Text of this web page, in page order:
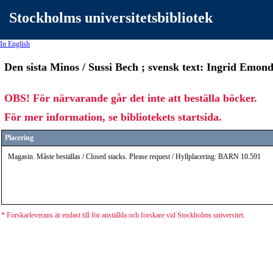
Stockholms universitetsbibliotek
In English
Den sista Minos / Sussi Bech ; svensk text: Ingrid Emond
OBS! För närvarande går det inte att beställa böcker.
För mer information, se bibliotekets startsida.
Placering
Magasin. Måste beställas / Closed stacks. Please request / Hyllplacering: BARN 10.591
* Forskarleverans är endast till för anställda och forskare vid Stockholms universitet.